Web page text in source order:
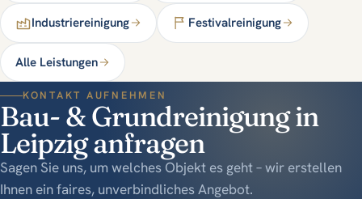
Industriereinigung Festivalreinigung
Alle Leistungen
KONTAKT AUFNEHMEN
Bau- & Grundreinigung in
Leipzig anfragen
Sagen Sie uns, um welches Objekt es geht – wir erstellen
Ihnen ein faires, unverbindliches Angebot.